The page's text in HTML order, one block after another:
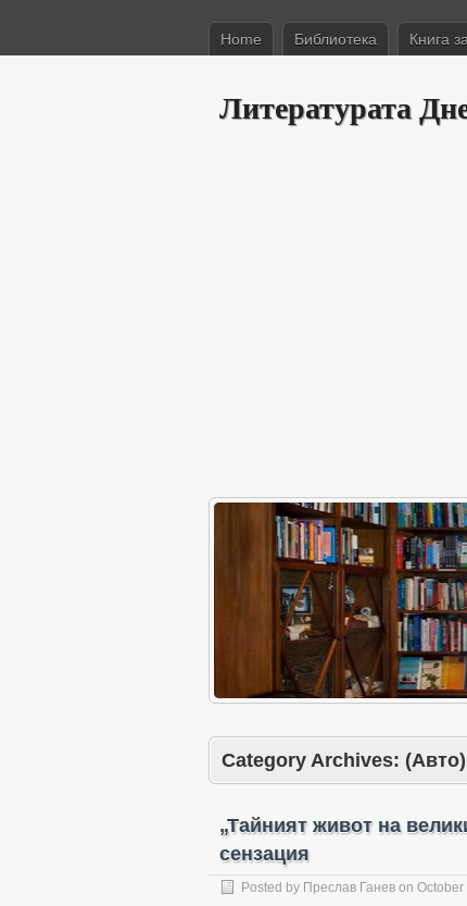
Home Библиотека Книга
Литературата
Category Archives:
„Тайният живот на
сензация
Posted by Преслав Ганев on October